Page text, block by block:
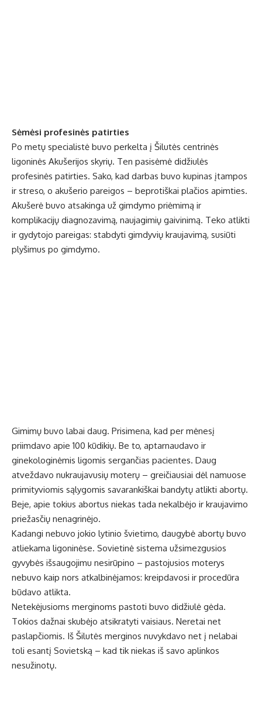
Sėmėsi profesinės patirties
Po metų specialistė buvo perkelta į Šilutės centrinės
ligoninės Akušerijos skyrių. Ten pasisėmė didžiulės
profesinės patirties. Sako, kad darbas buvo kupinas įtampos
ir streso, o akušerio pareigos – beprotiškai plačios apimties.
Akušerė buvo atsakinga už gimdymo priėmimą ir
komplikacijų diagnozavimą, naujagimių gaivinimą. Teko atlikti
ir gydytojo pareigas: stabdyti gimdyvių kraujavimą, susiūti
plyšimus po gimdymo.
Gimimų buvo labai daug. Prisimena, kad per mėnesį
priimdavo apie 100 kūdikių. Be to, aptarnaudavo ir
ginekologinėmis ligomis sergančias pacientes. Daug
atveždavo nukraujavusių moterų – greičiausiai dėl namuose
primityviomis sąlygomis savarankiškai bandytų atlikti abortų.
Beje, apie tokius abortus niekas tada nekalbėjo ir kraujavimo
priežasčių nenagrinėjo.
Kadangi nebuvo jokio lytinio švietimo, daugybė abortų buvo
atliekama ligoninėse. Sovietinė sistema užsimezgusios
gyvybės išsaugojimu nesirūpino – pastojusios moterys
nebuvo kaip nors atkalbinėjamos: kreipdavosi ir procedūra
būdavo atlikta.
Netekėjusioms merginoms pastoti buvo didžiulė gėda.
Tokios dažnai skubėjo atsikratyti vaisiaus. Neretai net
paslapčiomis. Iš Šilutės merginos nuvykdavo net į nelabai
toli esantį Sovietską – kad tik niekas iš savo aplinkos
nesužinotų.